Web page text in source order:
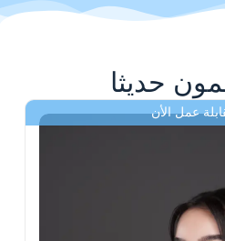
حديثا
عمل الأن